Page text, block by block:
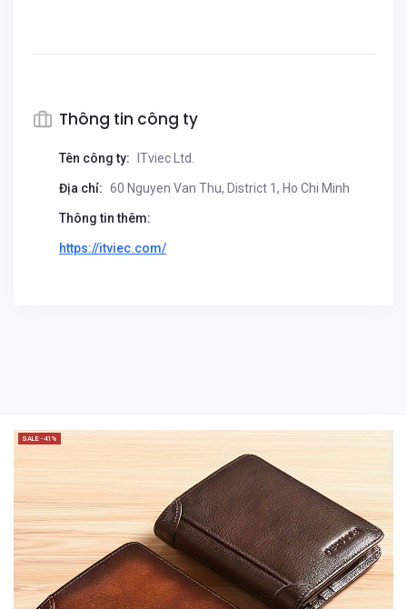
Thông tin công ty
Tên công ty: ITviec Ltd.
Địa chỉ: 60 Nguyen Van Thu, District 1, Ho Chi Minh
Thông tin thêm:
https://itviec.com/
SALE -41%